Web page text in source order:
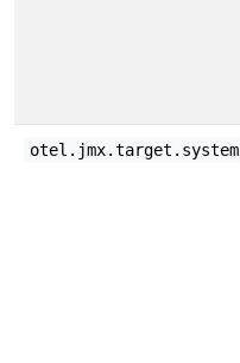
otel.jmx.target.system